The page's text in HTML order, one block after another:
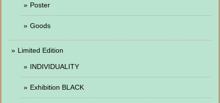
Poster
Goods
Limited Edition
INDIVIDUALITY
Exhibition BLACK